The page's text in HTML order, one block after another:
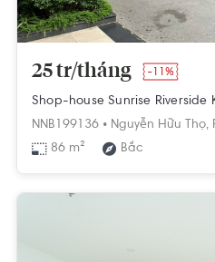
25 tr/tháng -11%
Shop-house Sunrise Riverside
NNB199136 • Nguyễn Hữu Thọ,
86 m²
Bắc